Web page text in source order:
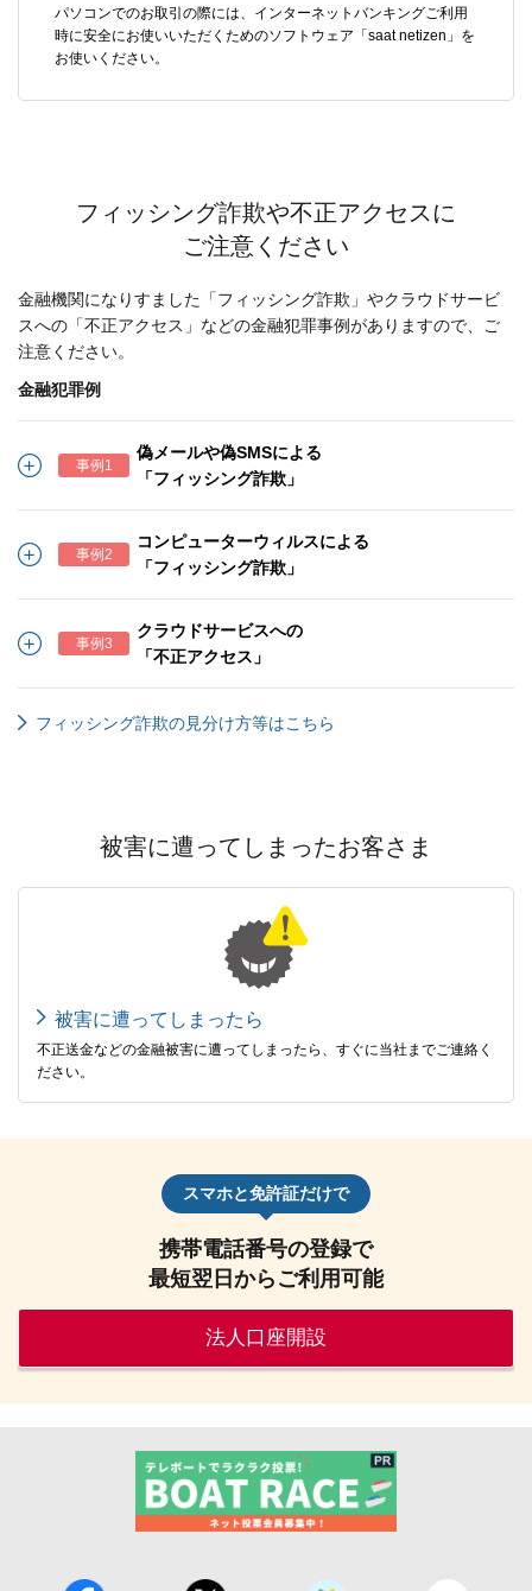
パソコンでのお取引の際には、インターネットバンキングご利用
時に安全にお使いいただくためのソフトウェア「saat netizen」を
お使いください。
フィッシング詐欺や不正アクセスに
ご注意ください
金融機関になりすました「フィッシング詐欺」やクラウドサービ
スへの「不正アクセス」などの金融犯罪事例がありますので、ご
注意ください。
金融犯罪例
事例1
偽メールや偽SMSによる
「フィッシング詐欺」
事例2
コンピューターウィルスによる
「フィッシング詐欺」
事例3
クラウドサービスへの
「不正アクセス」
フィッシング詐欺の見分け方等はこちら
被害に遭ってしまったお客さま
被害に遭ってしまったら
不正送金などの金融被害に遭ってしまったら、すぐに当社までご連絡く
ださい。
スマホと免許証だけで
携帯電話番号の登録で
最短翌日からご利用可能
法人口座開設